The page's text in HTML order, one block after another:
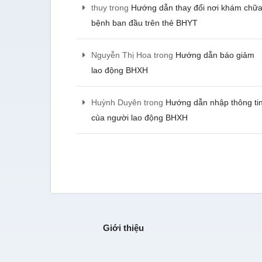
thuytrong Hướng dẫn thay đổi nơi khám chữa
bệnh ban đầu trên thẻ BHYT
Nguyễn Thị Hoa trong Hướng dẫn báo giảm
lao động BHXH
Huỳnh Duyên trong Hướng dẫn nhập thông tin
của người lao động BHXH
nghiệp và hiện đang sử
toán của kế toán YTHO,
- Lê Minh Tiến - CEO
trước khi đơn vị này xử lý
hài lòng
- Hà Thị Ngọc Diệu -
Giới thiệu